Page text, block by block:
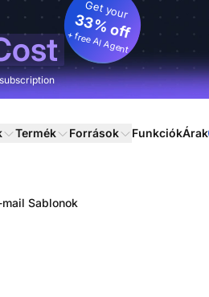
Get your
33% off
+ free AI Agent
Termék Források FunkciókÁrak
Sablonok